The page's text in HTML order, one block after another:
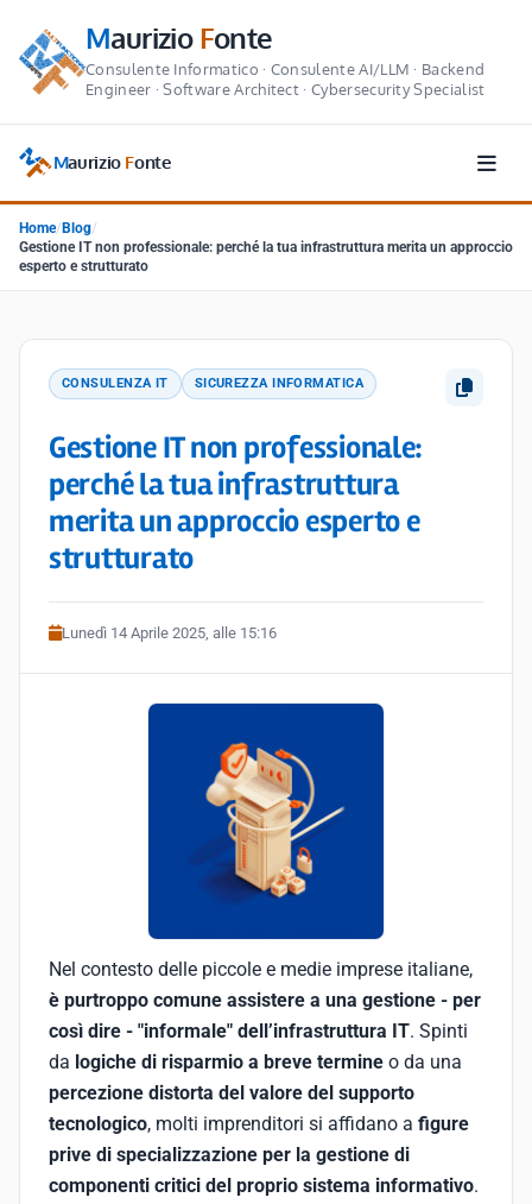
MaurizioFonte
Consulente Informatico · Consulente AI/LLM · Backend
Engineer · Software Architect · Cybersecurity Specialist
Maurizio Fonte
Home/ Blog/
Gestione IT non professionale: perché la tua infrastruttura merita un approccio
esperto e strutturato
CONSULENZA IT SICUREZZA INFORMATICA
Gestione IT non professionale:
perché la tua infrastruttura
merita un approccio esperto e
strutturato
Lunedì 14 Aprile 2025, alle 15:16
Nel contesto delle piccole e medie imprese italiane,
è purtroppo comune assistere a una gestione - per
così dire - "informale" dell’infrastruttura IT. Spinti
da logiche di risparmio a breve termine o da una
percezione distorta del valore del supporto
tecnologico, molti imprenditori si affidano a figure
prive di specializzazione per la gestione di
componenti critici del proprio sistema informativo.